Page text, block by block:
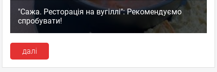
"Сажа. Ресторація на вугіллі": Рекомендуємо
спробувати!
далі